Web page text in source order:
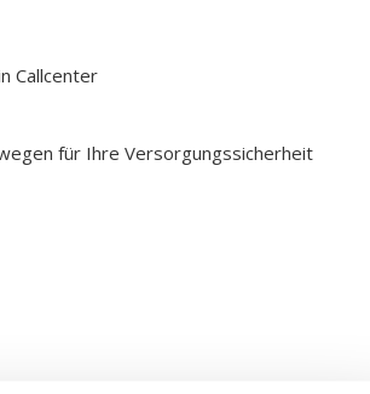
Callcenter
für Ihre Versorgungssicherheit